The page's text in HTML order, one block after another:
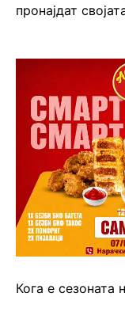
пронајдат
Кога е сезоната